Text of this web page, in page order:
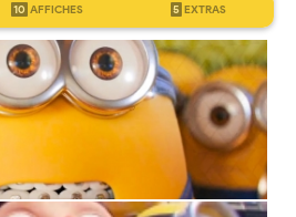
10 AFFICHES 5 EXTRAS